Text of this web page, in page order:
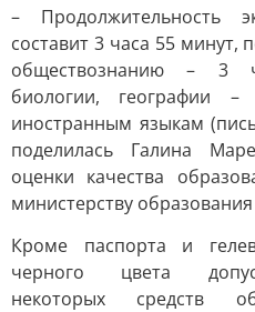
– Продолжительность
составит 3 часа 55 минут,
обществознанию – 3
биологии, географии
иностранным языкам
поделилась Галина
оценки качества
министерству
Кроме паспорта и
черного цвета
некоторых средств